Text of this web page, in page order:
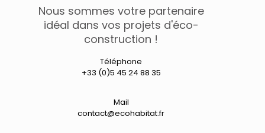
Nous sommes votre partenaire
idéal dans vos projets d'éco-
construction !
Téléphone
+33 (0)5 45 24 88 35
Mail
contact@ecohabitat.fr